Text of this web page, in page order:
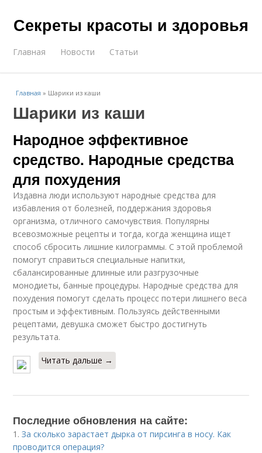
Секреты красоты и здоровья
Главная Новости Статьи
Главная » Шарики из каши
Шарики из каши
Народное эффективное
средство. Народные средства
для похудения
Издавна люди используют народные средства для
избавления от болезней, поддержания здоровья
организма, отличного самочувствия. Популярны
всевозможные рецепты и тогда, когда женщина ищет
способ сбросить лишние килограммы. С этой проблемой
помогут справиться специальные напитки,
сбалансированные длинные или разгрузочные
монодиеты, банные процедуры. Народные средства для
похудения помогут сделать процесс потери лишнего веса
простым и эффективным. Пользуясь действенными
рецептами, девушка сможет быстро достигнуть
результата.
Читать дальше →
Последние обновления на сайте:
1.За сколько зарастает дырка от пирсинга в носу. Как
проводится операция?